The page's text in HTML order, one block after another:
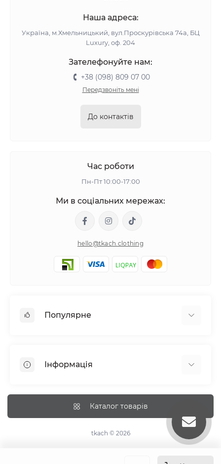
Наша адреса:
Україна, м.Хмельницький, вул.Проскурівська 74а, БЦ
Luxury, оф. 204
Зателефонуйте нам:
+38 (098) 809 07 00
Передзвоніть мені
До контактів
Час роботи
Пн-Пт 10:00-17:00
Ми в соціальних мережах:
hello@tkach.clothing
Популярне
Простирадла на резинці
Інформація
Доставка
Каталог товарів
tkach © 2026